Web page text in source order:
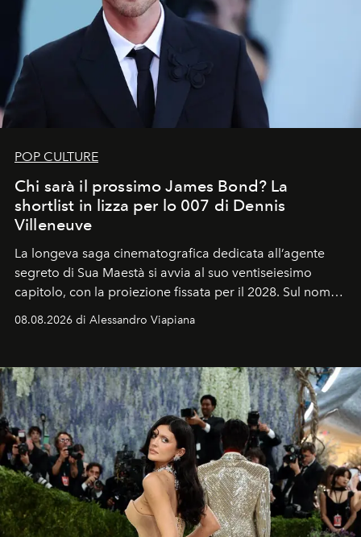
POP CULTURE
Chi sarà il prossimo James Bond? La
shortlist in lizza per lo 007 di Dennis
Villeneuve
La longeva saga cinematografica dedicata all’agente
segreto di Sua Maestà si avvia al suo ventiseiesimo
capitolo, con la proiezione fissata per il 2028. Sul nome
dell’attore chiamato a raccogliere l’eredità di Daniel
Craig, però, regna ancora il più assoluto riserbo.
08.08.2026 di Alessandro Viapiana